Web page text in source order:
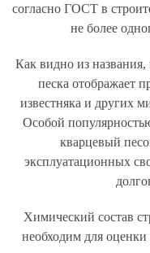
согласно ГОСТ в
не более
Как видно из названия,
песка отображает
известняка и других
Особой
кварцевый
эксплуатационных
Химический состав
необходим для